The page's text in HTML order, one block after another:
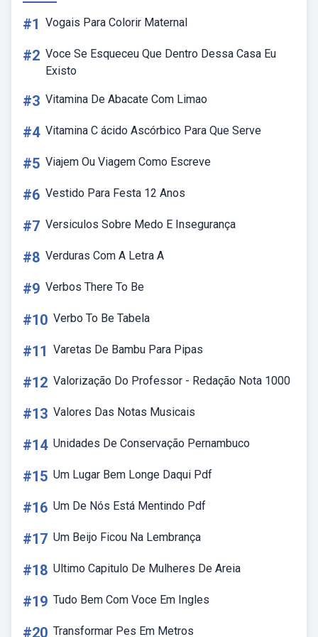
#1 Vogais Para Colorir Maternal
#2 Voce Se Esqueceu Que Dentro Dessa Casa Eu
Existo
#3 Vitamina De Abacate Com Limao
#4 Vitamina C ácido Ascórbico Para Que Serve
#5 Viajem Ou Viagem Como Escreve
#6 Vestido Para Festa 12 Anos
#7 Versiculos Sobre Medo E Insegurança
#8 Verduras Com A Letra A
#9 Verbos There To Be
#10 Verbo To Be Tabela
#11 Varetas De Bambu Para Pipas
#12 Valorização Do Professor - Redação Nota 1000
#13 Valores Das Notas Musicais
#14 Unidades De Conservação Pernambuco
#15 Um Lugar Bem Longe Daqui Pdf
#16 Um De Nós Está Mentindo Pdf
#17 Um Beijo Ficou Na Lembrança
#18 Ultimo Capitulo De Mulheres De Areia
#19 Tudo Bem Com Voce Em Ingles
#20 Transformar Pes Em Metros